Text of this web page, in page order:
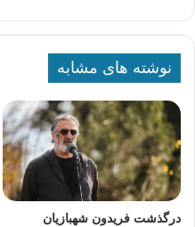
نوشته های مشابه
درگذشت فریدون شهبازیان